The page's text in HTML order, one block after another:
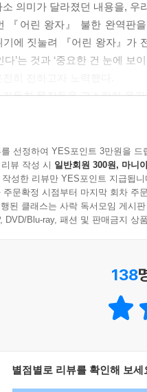
야.”
다시 한 번 웃었다.
앉으면(슬픔은 언젠가는 가
웃고 싶어질 거고. 그럴 때면
씨한테 별들 대신, 웃을 줄 아
의미가 달라졌던 내용을,
『어린 왕자』 불한 완역판
기에 짓눌려 『어린 왕자』가
다’는 것과 ‘중요한 건 눈에
득한 문장들을 고스란히 옮
서정 가득한 일러스트로 재
고 [아름다운 고전시리즈]
주며, 독자들에게 따사롭고
들어 가는 경험을 할 수 있을 것
선정하여 YES포인트 3만원을 드
뷰 작성 시 일반회원 300원, 마니
성한 리뷰만 YES포인트 지급됩니
주문확정 시점부터 마지막 회차 주
된 클래스는 사락 독서모임 게시
DVD/Blu-ray, 패션 및 판매금지 상
138
별점별로 리뷰를 확인해 보세